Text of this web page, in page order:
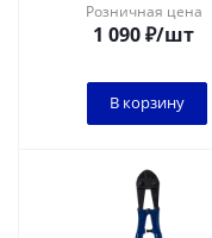
Розничная цена
1 090₽/шт
В корзину